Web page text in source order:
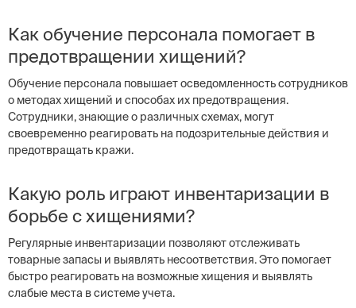
Как обучение персонала помогает в
предотвращении хищений?
Обучение персонала повышает осведомленность сотрудников
о методах хищений и способах их предотвращения.
Сотрудники, знающие о различных схемах, могут
своевременно реагировать на подозрительные действия и
предотвращать кражи.
Какую роль играют инвентаризации в
борьбе с хищениями?
Регулярные инвентаризации позволяют отслеживать
товарные запасы и выявлять несоответствия. Это помогает
быстро реагировать на возможные хищения и выявлять
слабые места в системе учета.